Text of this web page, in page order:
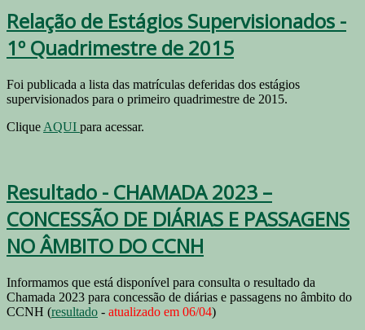
Relação de Estágios Supervisionados -
1º Quadrimestre de 2015
Foi publicada a lista das matrículas deferidas dos estágios
supervisionados para o primeiro quadrimestre de 2015.
Clique AQUI para acessar.
Resultado - CHAMADA 2023 –
CONCESSÃO DE DIÁRIAS E PASSAGENS
NO ÂMBITO DO CCNH
Informamos que está disponível para consulta o resultado da
Chamada 2023 para concessão de diárias e passagens no âmbito do
CCNH (resultado - atualizado em 06/04)